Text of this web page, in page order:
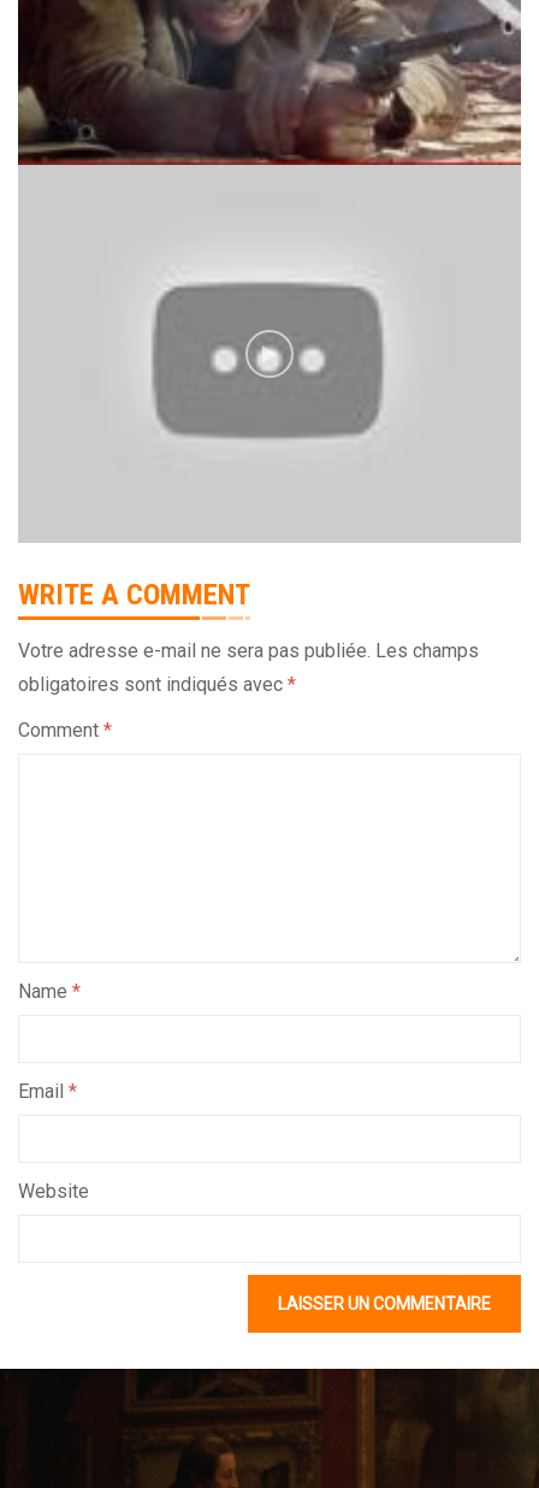
WRITE A COMMENT
Votre adresse e-mail ne sera pas publiée. Les champs
obligatoires sont indiqués avec *
Comment *
Name *
Email *
Website